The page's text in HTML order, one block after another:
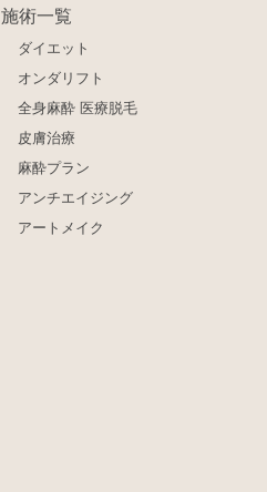
施術一覧
ダイエット
オンダリフト
全身麻酔 医療脱毛
皮膚治療
麻酔プラン
アンチエイジング
アートメイク